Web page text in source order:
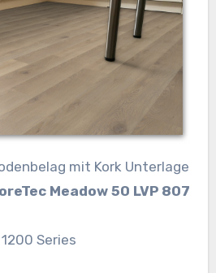
mit Kork Unterlage
Meadow 50 LVP 807
Series